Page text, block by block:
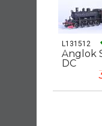
L131512
Ånglok
DC